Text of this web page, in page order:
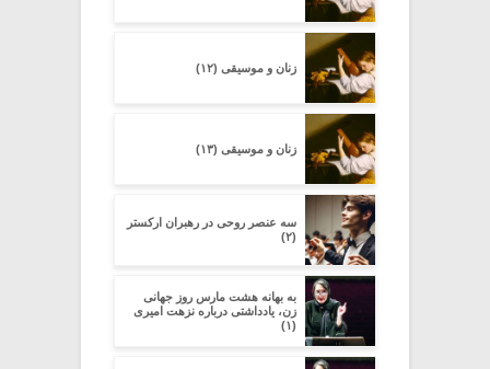
زنان و موسیقی (۱۲)
زنان و موسیقی (۱۳)
سه عنصر روحی در رهبران ارکستر
(۲)
به بهانه هشت مارس روز جهانی
زن، یادداشتی درباره نزهت امیری
(۱)